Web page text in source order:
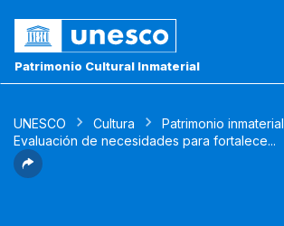
Patrimonio Cultural Inmaterial
UNESCO Cultura
Patrimonio inmaterial
Evaluación de necesidades para fortalece...